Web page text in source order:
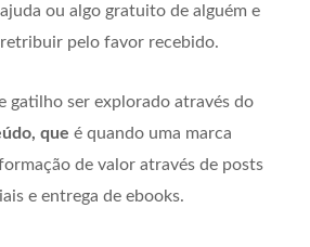
ou algo gratuito de alguém e
pelo favor recebido.
gatilho ser explorado através do
que é quando uma marca
de valor através de posts
e entrega de ebooks.